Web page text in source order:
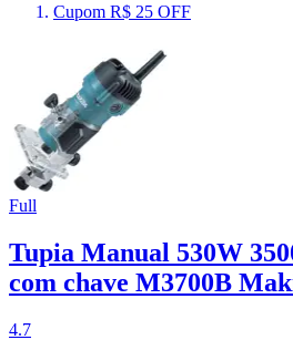
Cupom R$ 25 OFF
Full
Tupia Manual 530W
com chave M3700B
4.7